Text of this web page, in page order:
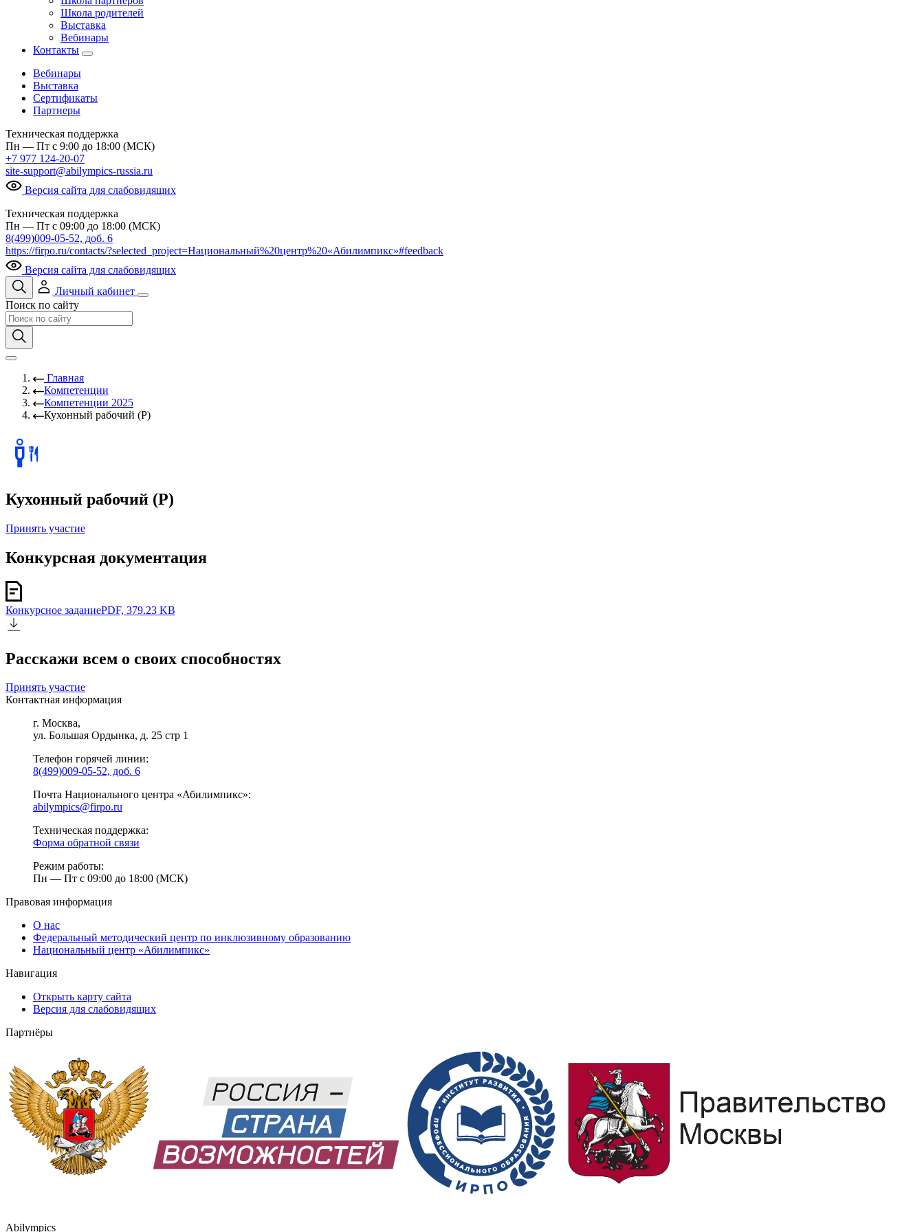
Школа родителей
Выставка
Вебинары
Контакты
Вебинары
Выставка
Сертификаты
Партнеры
Техническая поддержка
Пн — Пт с 9:00 до 18:00 (МСК)
+7 977 124-20-07
site-support@abilympics-russia.ru
Версия сайта для слабовидящих
Техническая поддержка
Пн — Пт с 09:00 до 18:00 (МСК)
8(499)009-05-52, доб. 6
https://firpo.ru/contacts/?selected_project=Национальный%20центр%20«Абилимпикс»#feedback
Версия сайта для слабовидящих
Личный кабинет
Поиск по сайту
Главная
Компетенции
Компетенции 2025
Кухонный рабочий (Р)
Кухонный рабочий (Р)
Принять участие
Конкурсная документация
Конкурсное заданиеPDF, 379.23 KB
Расскажи всем о своих способностях
Принять участие
Контактная информация
г. Москва,
ул. Большая Ордынка, д. 25 стр 1
Телефон горячей линии:
8(499)009-05-52, доб. 6
Почта Национального центра «Абилимпикс»:
abilympics@firpo.ru
Техническая поддержка:
Форма обратной связи
Режим работы:
Пн — Пт с 09:00 до 18:00 (МСК)
Правовая информация
О нас
Федеральный методический центр по инклюзивному образованию
Национальный центр «Абилимпикс»
Навигация
Открыть карту сайта
Версия для слабовидящих
Партнёры
Abilympics